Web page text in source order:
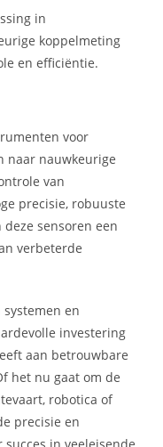
in
koppelmeting
en efficiëntie.
voor
naar nauwkeurige
van
precisie, robuuste
sensoren een
verbeterde
en
investering
aan betrouwbare
het nu gaat om de
robotica of
precisie en